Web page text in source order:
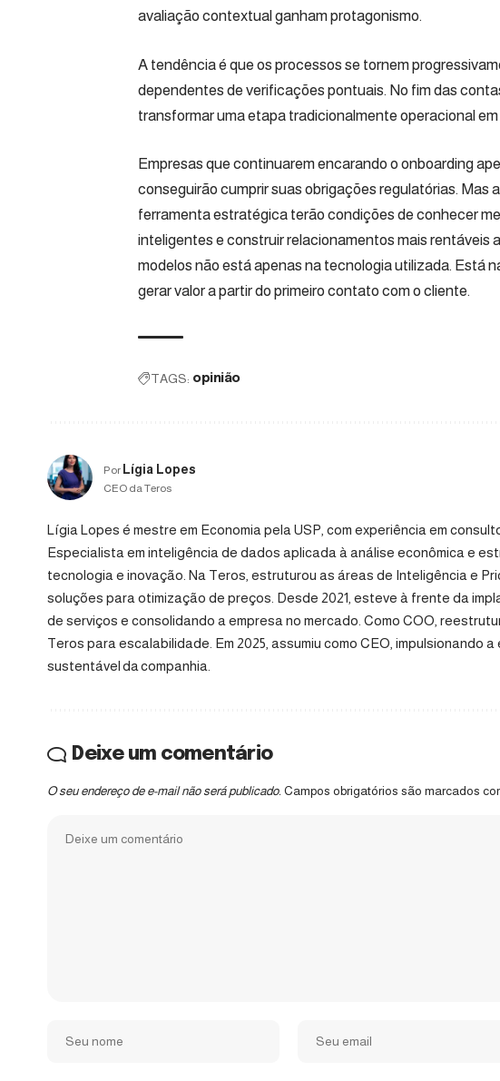
avaliação contextual ganham protagonismo.
A tendência é que os processos se tornem
dependentes de verificações pontuais. No fim das
transformar uma etapa tradicionalmente operacional
Empresas que continuarem encarando o onboarding
conseguirão cumprir suas obrigações regulatórias. Mas
ferramenta estratégica terão condições de conhecer
inteligentes e construir relacionamentos mais rentáveis
modelos não está apenas na tecnologia utilizada. Está
gerar valor a partir do primeiro contato com o cliente.
TAGS: opinião
Por Lígia Lopes
CEO da Teros
Lígia Lopes é mestre em Economia pela USP, com experiência em
Especialista em inteligência de dados aplicada à análise econômica e
tecnologia e inovação. Na Teros, estruturou as áreas de Inteligência e
soluções para otimização de preços. Desde 2021, esteve à frente da
de serviços e consolidando a empresa no mercado. Como COO,
Teros para escalabilidade. Em 2025, assumiu como CEO, impulsionando
sustentável da companhia.
Deixe um comentário
O seu endereço de e-mail não será publicado. Campos obrigatórios são marcados